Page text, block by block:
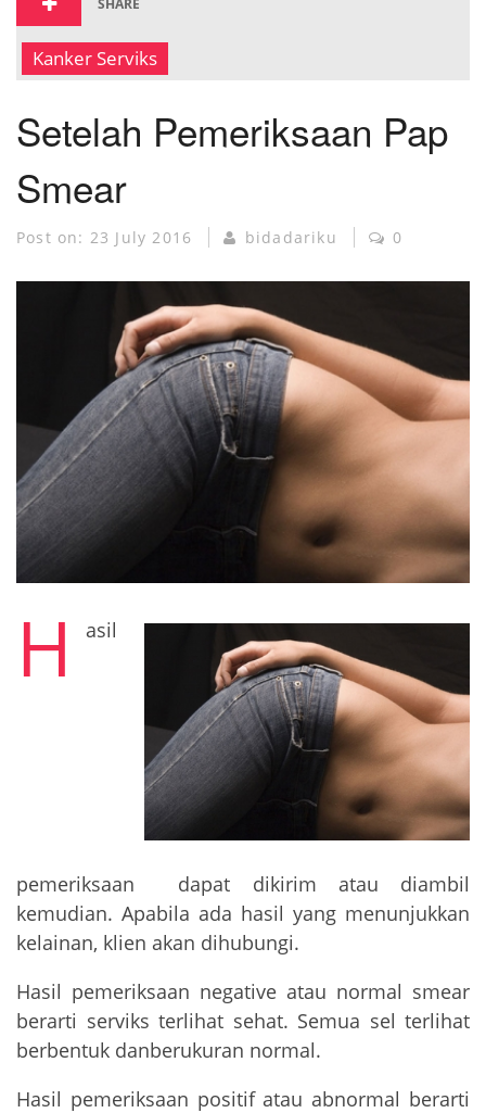
MUSEUM KANKER
SHARE
Kanker Serviks
Setelah Pemeriksaan Pap
Smear
Post on: 23 July 2016 bidadariku 0
H asil
pemeriksaan dapat dikirim atau diambil
kemudian. Apabila ada hasil yang menunjukkan
kelainan, klien akan dihubungi.
Hasil pemeriksaan negative atau normal smear
berarti serviks terlihat sehat. Semua sel terlihat
berbentuk danberukuran normal.
Hasil pemeriksaan positif atau abnormal berarti